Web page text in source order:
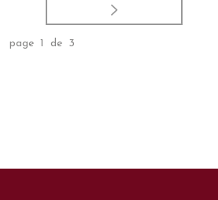
page 1 de 3